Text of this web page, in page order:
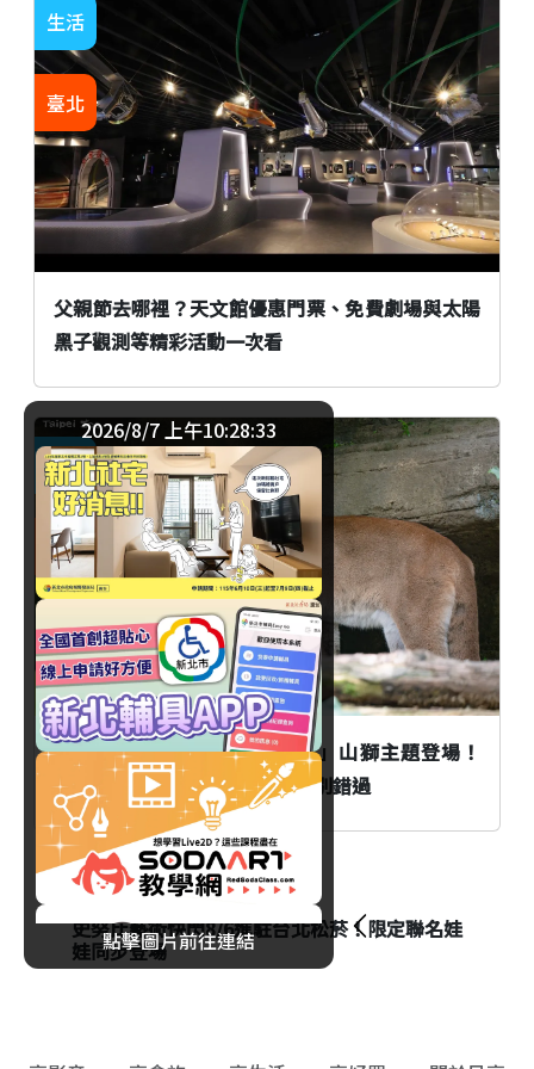
父親節去哪裡？天文館優惠門票、免費劇場與太陽
黑子觀測等精彩活動一次看
生活
臺北
台北市立動物園「夜間動物園」山獅主題登場！
Keeper's Talk資訊與精彩活動別錯過
生活
臺北
生活
史努比藝術快閃8/6進駐台北松菸！限定聯名娃
娃同步登場
2026/8/7 上午10:28:34
點擊圖片前往連結